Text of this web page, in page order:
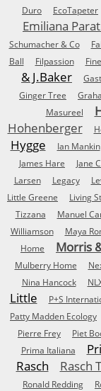
Duro
EcoTapeter
Emiliana
Schumacher & Co
Ball
Filpassion
& J.Baker
Ginger Tree
Masureel
Hohenberger
Hygge Ian Mankin
James Hare
Jane
Larsen
Legacy
Little Greene
Living
Tizzana
Manuel
Williamson
Maya
Home
Morris
Mulberry Home
Nina Hancock
Little
P+S
Patty Madden Ecology
Pierre Frey
Piet
Prima Italiana
Rasch Rasch
Ronald Redding